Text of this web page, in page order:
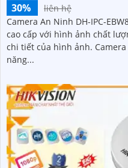
30%
liên hệ
Camera An Ninh DH-IPC-
cao cấp với hình ảnh chất
chi tiết của hình ảnh. Camera này cũng được trang bị tính
năng...